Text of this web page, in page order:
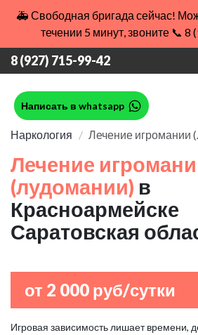
🚑 Свободная бригада сейчас!
течении 5 минут, звоните 📞 8
8 (927) 715-99-42
Написать в whatsapp
Наркология Лечение игромании
Лечение
(лудомании) в
Красноармейске
Саратовская
от 2 000 руб/сутки
Игровая зависимость лишает времени,